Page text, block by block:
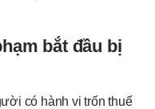
bắt đầu bị
có hành vi trốn thuế